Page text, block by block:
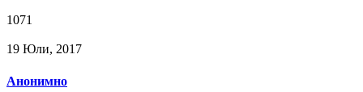
1071
19 Юли, 2017
Анонимно